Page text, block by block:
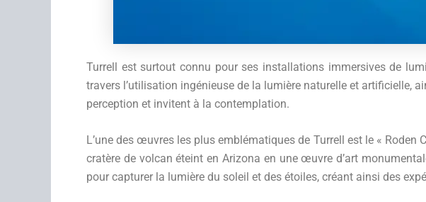
Turrell est surtout connu pour ses installations immersives de
travers l’utilisation ingénieuse de la lumière naturelle et artificielle,
perception et invitent à la contemplation.
L’une des œuvres les plus emblématiques de Turrell est le «
cratère de volcan éteint en Arizona en une œuvre d’art
pour capturer la lumière du soleil et des étoiles, créant ainsi des